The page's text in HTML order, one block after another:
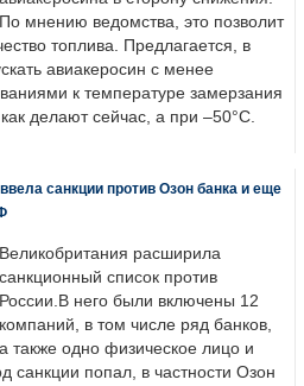
По мнению ведомства, это позволит
топлива. Предлагается, в
авиакеросин с менее
к температуре замерзания
делают сейчас, а при –50°C.
санкции против Озон банка и еще
Великобритания расширила
санкционный список против
России.В него были включены 12
компаний, в том числе ряд банков,
а также одно физическое лицо и
санкции попал, в частности Озон